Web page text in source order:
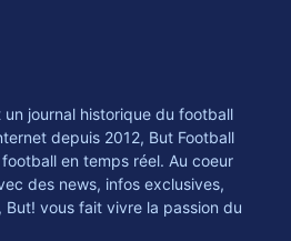
journal historique du football
depuis 2012, But Football
en temps réel. Au coeur
des news, infos exclusives,
But! vous fait vivre la passion du